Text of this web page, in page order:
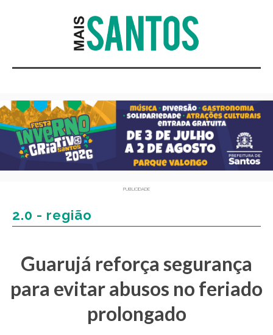
PUBLICIDADE
2.0 - região
Guarujá reforça segurança
para evitar abusos no feriado
prolongado